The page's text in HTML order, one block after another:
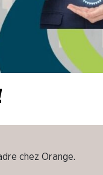
chez Orange.